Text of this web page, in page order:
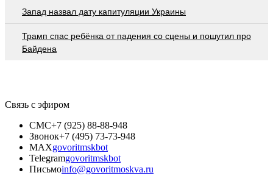
Запад назвал дату капитуляции Украины
Трамп спас ребёнка от падения со сцены и пошутил про
Байдена
Связь с эфиром
СМС+7 (925) 88-88-948
Звонок+7 (495) 73-73-948
MAXgovoritmskbot
Telegramgovoritmskbot
Письмоinfo@govoritmoskva.ru